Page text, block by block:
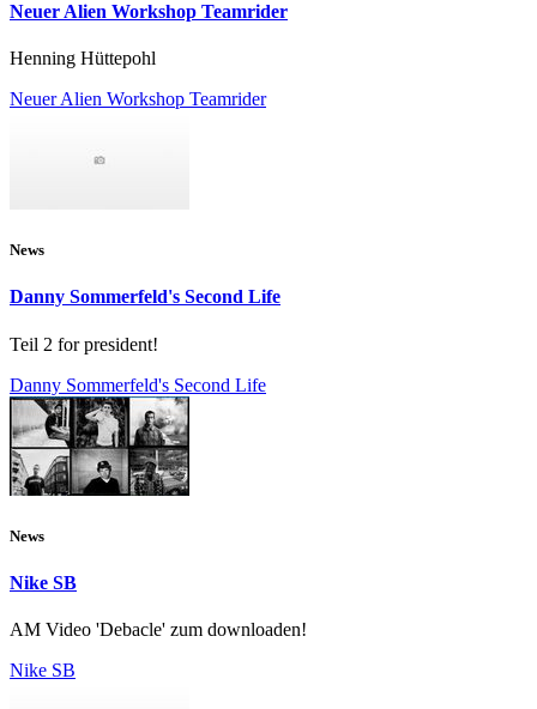
Neuer Alien Workshop Teamrider
Henning Hüttepohl
Neuer Alien Workshop Teamrider
News
Danny Sommerfeld's Second Life
Teil 2 for president!
Danny Sommerfeld's Second Life
News
Nike SB
AM Video 'Debacle' zum downloaden!
Nike SB